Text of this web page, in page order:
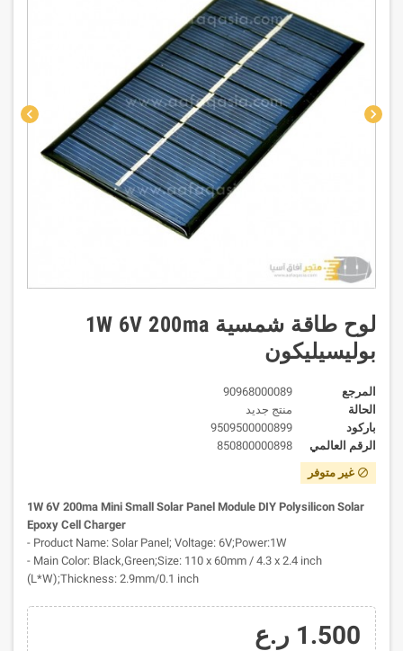
chevron_left chevron_right
لوح طاقة شمسية 1W 6V 200ma
بوليسيليكون
المرجع
90968000089
الحالة
منتج جديد
باركود
9509500000899
الرقم العالمي
850800000898
block غير متوفر
1W 6V 200ma Mini Small Solar Panel Module DIY Polysilicon Solar
Epoxy Cell Charger
- Product Name: Solar Panel; Voltage: 6V;Power:1W
- Main Color: Black,Green;Size: 110 x 60mm / 4.3 x 2.4 inch
(L*W);Thickness: 2.9mm/0.1 inch
1.500 ر.ع